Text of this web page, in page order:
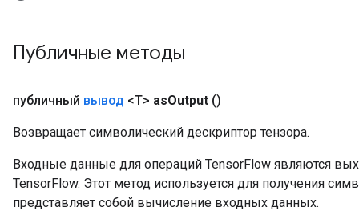
Публичные методы
публичный вывод <T> asOutput ()
Возвращает символический дескриптор тензора.
Входные данные для операций TensorFlow являются
TensorFlow. Этот метод используется для получения
представляет собой вычисление входных данных.